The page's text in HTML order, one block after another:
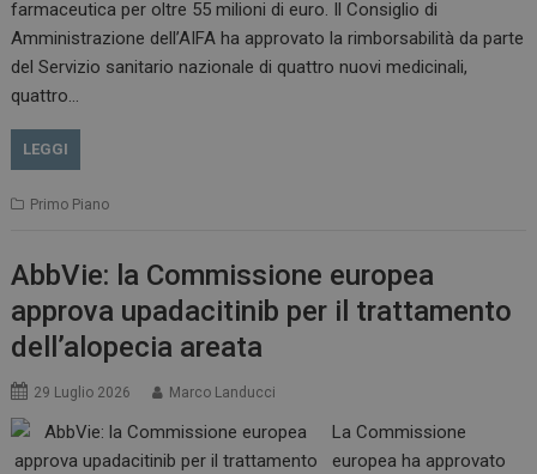
farmaceutica per oltre 55 milioni di euro. Il Consiglio di
Amministrazione dell’AIFA ha approvato la rimborsabilità da parte
del Servizio sanitario nazionale di quattro nuovi medicinali,
quattro…
LEGGI
Primo Piano
AbbVie: la Commissione europea
approva upadacitinib per il trattamento
dell’alopecia areata
29 Luglio 2026 Marco Landucci
La Commissione
europea ha approvato
VISITOR_INFO1_LIVE
Google LLC
.youtube.com
5